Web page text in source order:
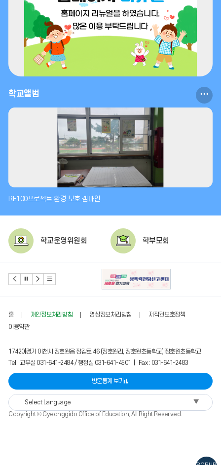
2026.08.09 2026.08.10
여름방학
2026.08.11 2026.08.12
여름방학
2026.08.13 2026.08.14
2026.08.15
여름방학 광복절
2026.08.15 2026.08.16
여름방학
2026.08.17 2026.08.17
대체공휴일
2026.08.18
여름방학
2026.08.19
2026.08.22
토요휴업일
2026.08.24 ~ 28
학교 안전생활 및 예절교육주
2026.08.24 ~ 28 2026.08.26
2학기 학급 임원선거
토요휴업일 양성평등 성폭력예방 교육주간
학교앨범
RE100프로젝트 환경 보호 캠패인
학
교
학교운영위원회 학부모회
홈 개인정보처리방침 영상정보처리방침
저작권보호정책
이용약관
17420|경기 이천시 장호원읍 장감로 46 (장호원리, 장호원초등학교)|장호원초등학교
Tel : 교무실 031-641-2484 / 행정실 031-641-4501 | Fax : 031-641-2483
방문통계 보기
Select Language
▼
Copyright © Gyeonggido Office of Education, All Right Reserved.